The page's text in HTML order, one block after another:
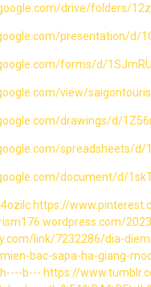
drive/folders/
presentation/d/
forms/d/
view/
drawings/d/
spreadsheets/d/
document/d/
https://
link/7232286/dia-
bac-sapa-ha-giang-
b--- https://